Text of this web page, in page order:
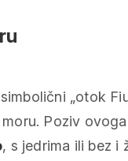
„otok
Poziv
, s jedrima ili bez i